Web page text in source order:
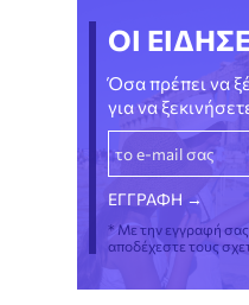
ΟΙ
Όσα πρέπει να
για να
* Με την εγγραφή
αποδέχεστε τους